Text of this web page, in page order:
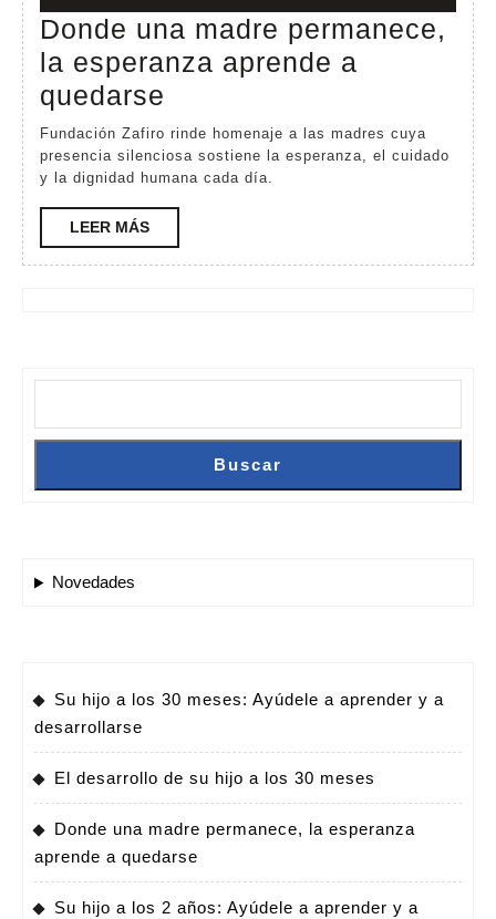
10,
2026
Donde una madre permanece,
la esperanza aprende a
quedarse
una
madre
esperanza
Fundación Zafiro rinde homenaje a las madres cuya
presencia silenciosa sostiene la esperanza, el cuidado
y la dignidad humana cada día.
LEER MÁSLEER
MÁS
Buscar
Novedades
Su hijo a los 30 meses: Ayúdele a aprender y a
desarrollarse
El desarrollo de su hijo a los 30 meses
Donde una madre permanece, la esperanza
aprende a quedarse
Su hijo a los 2 años: Ayúdele a aprender y a